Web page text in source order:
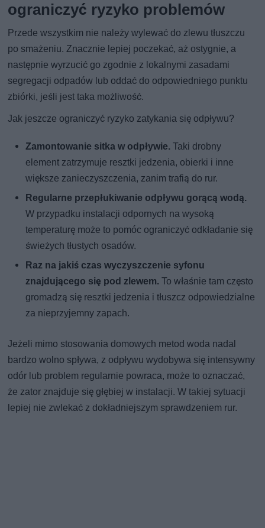
ograniczyć ryzyko problemów
Przede wszystkim nie należy wylewać do zlewu tłuszczu
po smażeniu. Znacznie lepiej poczekać, aż ostygnie, a
następnie wyrzucić go zgodnie z lokalnymi zasadami
segregacji odpadów lub oddać do odpowiedniego punktu
zbiórki, jeśli jest taka możliwość.
Jak jeszcze ograniczyć ryzyko zatykania się odpływu?
Zamontowanie sitka w odpływie.Taki drobny
element zatrzymuje resztki jedzenia, obierki i inne
większe zanieczyszczenia, zanim trafią do rur.
Regularne przepłukiwanie odpływu gorącą wodą.
W przypadku instalacji odpornych na wysoką
temperaturę może to pomóc ograniczyć odkładanie się
świeżych tłustych osadów.
Raz na jakiś czas wyczyszczenie syfonu
znajdującego się pod zlewem. To właśnie tam często
gromadzą się resztki jedzenia i tłuszcz odpowiedzialne
za nieprzyjemny zapach.
Jeżeli mimo stosowania domowych metod woda nadal
bardzo wolno spływa, z odpływu wydobywa się intensywny
odór lub problem regularnie powraca, może to oznaczać,
że zator znajduje się głębiej w instalacji. W takiej sytuacji
lepiej nie zwlekać z dokładniejszym sprawdzeniem rur.